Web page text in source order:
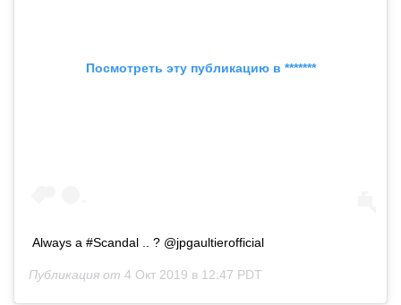
Посмотреть эту публикацию в *******
Always a #Scandal .. ? @jpgaultierofficial
Публикация от 4 Окт 2019 в 12:47 PDT